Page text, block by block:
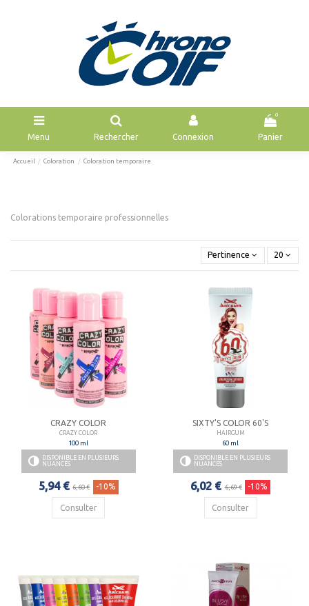
Menu Rechercher Connexion
0
Panier
Accueil Coloration Coloration temporaire
Colorations temporaire professionnelles
Pertinence 20
CRAZY COLOR
CRAZY COLOR
100 ml
DISPONIBLE EN PLUSIEURS
NUANCES
5,94 € 6,60 € -10%
Consulter
SIXTY'S COLOR 60'S
HAIRGUM
60 ml
DISPONIBLE EN PLUSIEURS
NUANCES
6,02 € 6,69 € -10%
Consulter